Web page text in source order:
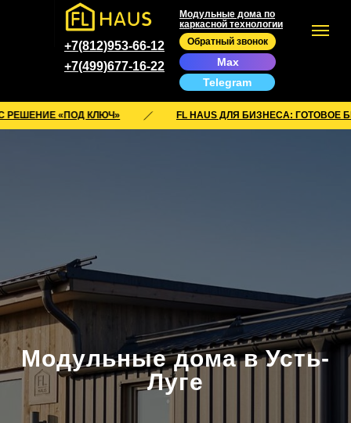
+7(499)677-16-22
+7(812)953-66-12
Модульные дома по
каркасной технологии
Обратный звонок
Max
Telegram
КЛЮЧ» FL HAUS ДЛЯ БИЗНЕСА: ГОТОВОЕ БИЗНЕС
Модульные дома в Усть-
Луге